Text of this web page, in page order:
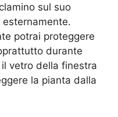
sul suo
potrai proteggere
durante
il vetro della finestra
la pianta dalla